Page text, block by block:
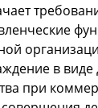
в виде
при